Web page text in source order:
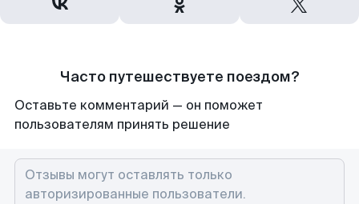
Часто путешествуете поездом?
Оставьте комментарий — он поможет
пользователям принять решение